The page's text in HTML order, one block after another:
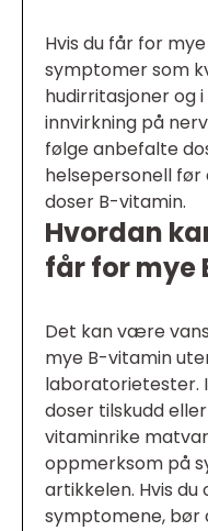
Hvis du får for
symptomer som
hudirritasjoner og
innvirkning på
følge anbefalte
helsepersonell før
doser B-vitamin.
Hvordan
får for mye
Det kan være
mye B-vitamin
laboratorietester.
doser tilskudd
vitaminrike
oppmerksom på
artikkelen. Hvis
symptomene, bør